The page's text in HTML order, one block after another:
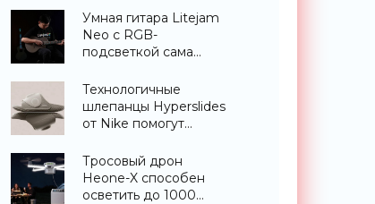
Умная гитара Litejam
Neo с RGB-
подсветкой сама
«Гаджеты»
Технологичные
шлепанцы Hyperslides
от Nike помогут
ноги после
тренировки -
«Гаджеты»
Тросовый дрон
Heone-X способен
осветить до 1000